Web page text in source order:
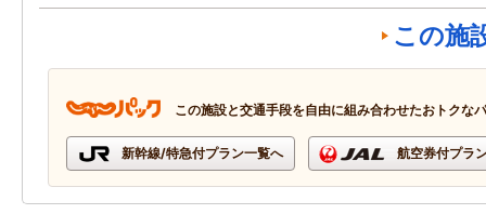
この施
この施設と交通手段を自由に組み合わせたおトクな
新幹線/特急付プラン一覧へ 航空券付プラ